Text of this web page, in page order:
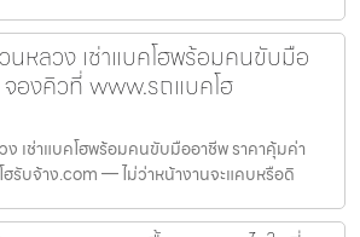
หลวง เช่าแบคโฮพร้อมคนขับมือ
องคิวที่ www.รถแบคโฮ
เช่าแบคโฮพร้อมคนขับมืออาชีพ ราคาคุ้มค่า
รับจ้าง.com — ไม่ว่าหน้างานจะแคบหรือดิ